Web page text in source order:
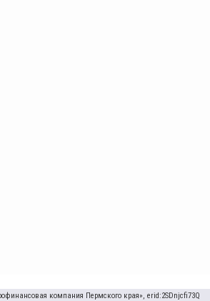
компания Пермского края», erid:2SDnjcfi73Q